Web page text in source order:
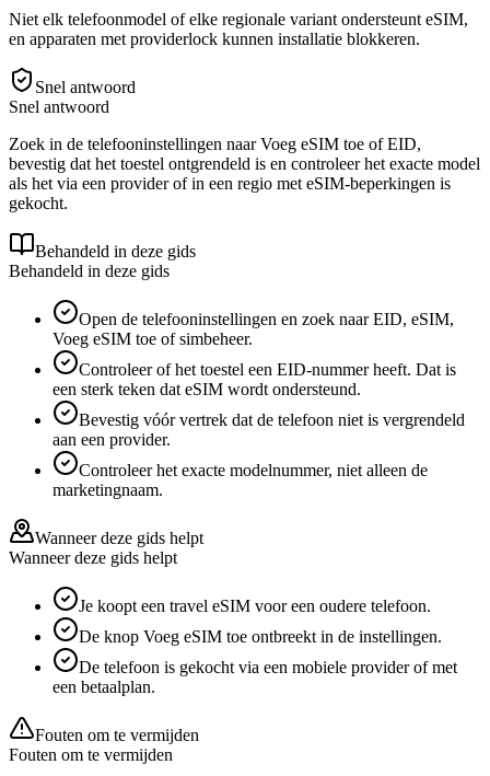
Niet elk telefoonmodel of elke regionale variant ondersteunt eSIM,
en apparaten met providerlock kunnen installatie blokkeren.
Snel antwoord
Snel antwoord
Zoek in de telefooninstellingen naar Voeg eSIM toe of EID,
bevestig dat het toestel ontgrendeld is en controleer het exacte model
als het via een provider of in een regio met eSIM-beperkingen is
gekocht.
Behandeld in deze gids
Behandeld in deze gids
Open de telefooninstellingen en zoek naar EID, eSIM,
Voeg eSIM toe of simbeheer.
Controleer of het toestel een EID-nummer heeft. Dat is
een sterk teken dat eSIM wordt ondersteund.
Bevestig vóór vertrek dat de telefoon niet is vergrendeld
aan een provider.
Controleer het exacte modelnummer, niet alleen de
marketingnaam.
Wanneer deze gids helpt
Wanneer deze gids helpt
Je koopt een travel eSIM voor een oudere telefoon.
De knop Voeg eSIM toe ontbreekt in de instellingen.
De telefoon is gekocht via een mobiele provider of met
een betaalplan.
Fouten om te vermijden
Fouten om te vermijden